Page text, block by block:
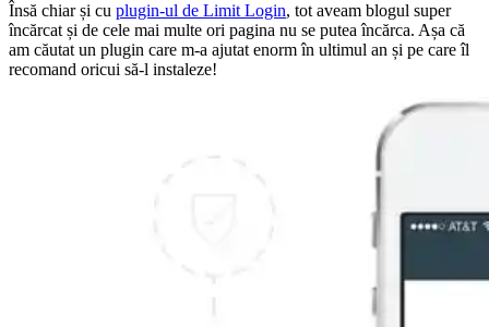
Însă chiar și cu plugin-ul de Limit Login, tot aveam blogul super
încărcat și de cele mai multe ori pagina nu se putea încărca. Așa că
am căutat un plugin care m-a ajutat enorm în ultimul an și pe care îl
recomand oricui să-l instaleze!